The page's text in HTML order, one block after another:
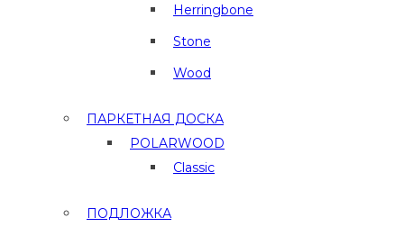
Herringbone
Stone
Wood
ПАРКЕТНАЯ ДОСКА
POLARWOOD
Classic
ПОДЛОЖКА